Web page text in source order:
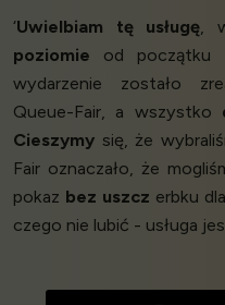
‘Uwielbiam tę usługę,
poziomie od początku
wydarzenie zostało
Queue-Fair, a wszystko
Cieszymy się, że
Fair oznaczało, że
pokaz bez uszcz erbku
czego nie lubić - usługa